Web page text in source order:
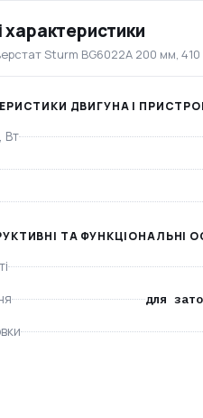
характеристики
Sturm BG6022A 200 мм, 410
ДВИГУНА І
Вт
ТА ФУНКЦІОНАЛЬНІ
для